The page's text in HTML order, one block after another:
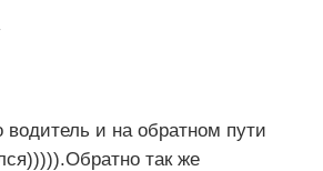
водитель и на обратном пути
так же